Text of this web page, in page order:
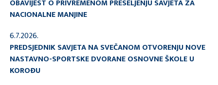
OBAVIJEST O PRIVREMENOM PRESELJENJU SAVJETA ZA
NACIONALNE MANJINE
6.7.2026.
PREDSJEDNIK SAVJETA NA SVEČANOM OTVORENJU NOVE
NASTAVNO-SPORTSKE DVORANE OSNOVNE ŠKOLE U
KOROĐU